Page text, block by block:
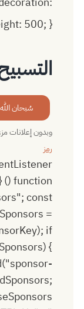
سُبحان الله
وبدون إعلانات
رمز